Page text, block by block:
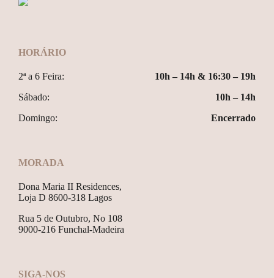
HORÁRIO
2ª a 6 Feira:
10h – 14h & 16:30 – 19h
Sábado:
10h – 14h
Domingo:
Encerrado
MORADA
Dona Maria II Residences,
Loja D 8600-318 Lagos
Rua 5 de Outubro, No 108
9000-216 Funchal-Madeira
SIGA-NOS